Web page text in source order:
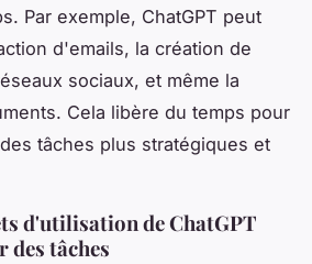
Par exemple, ChatGPT peut
d'emails, la création de
sociaux, et même la
Cela libère du temps pour
tâches plus stratégiques et
d'utilisation de ChatGPT
tâches